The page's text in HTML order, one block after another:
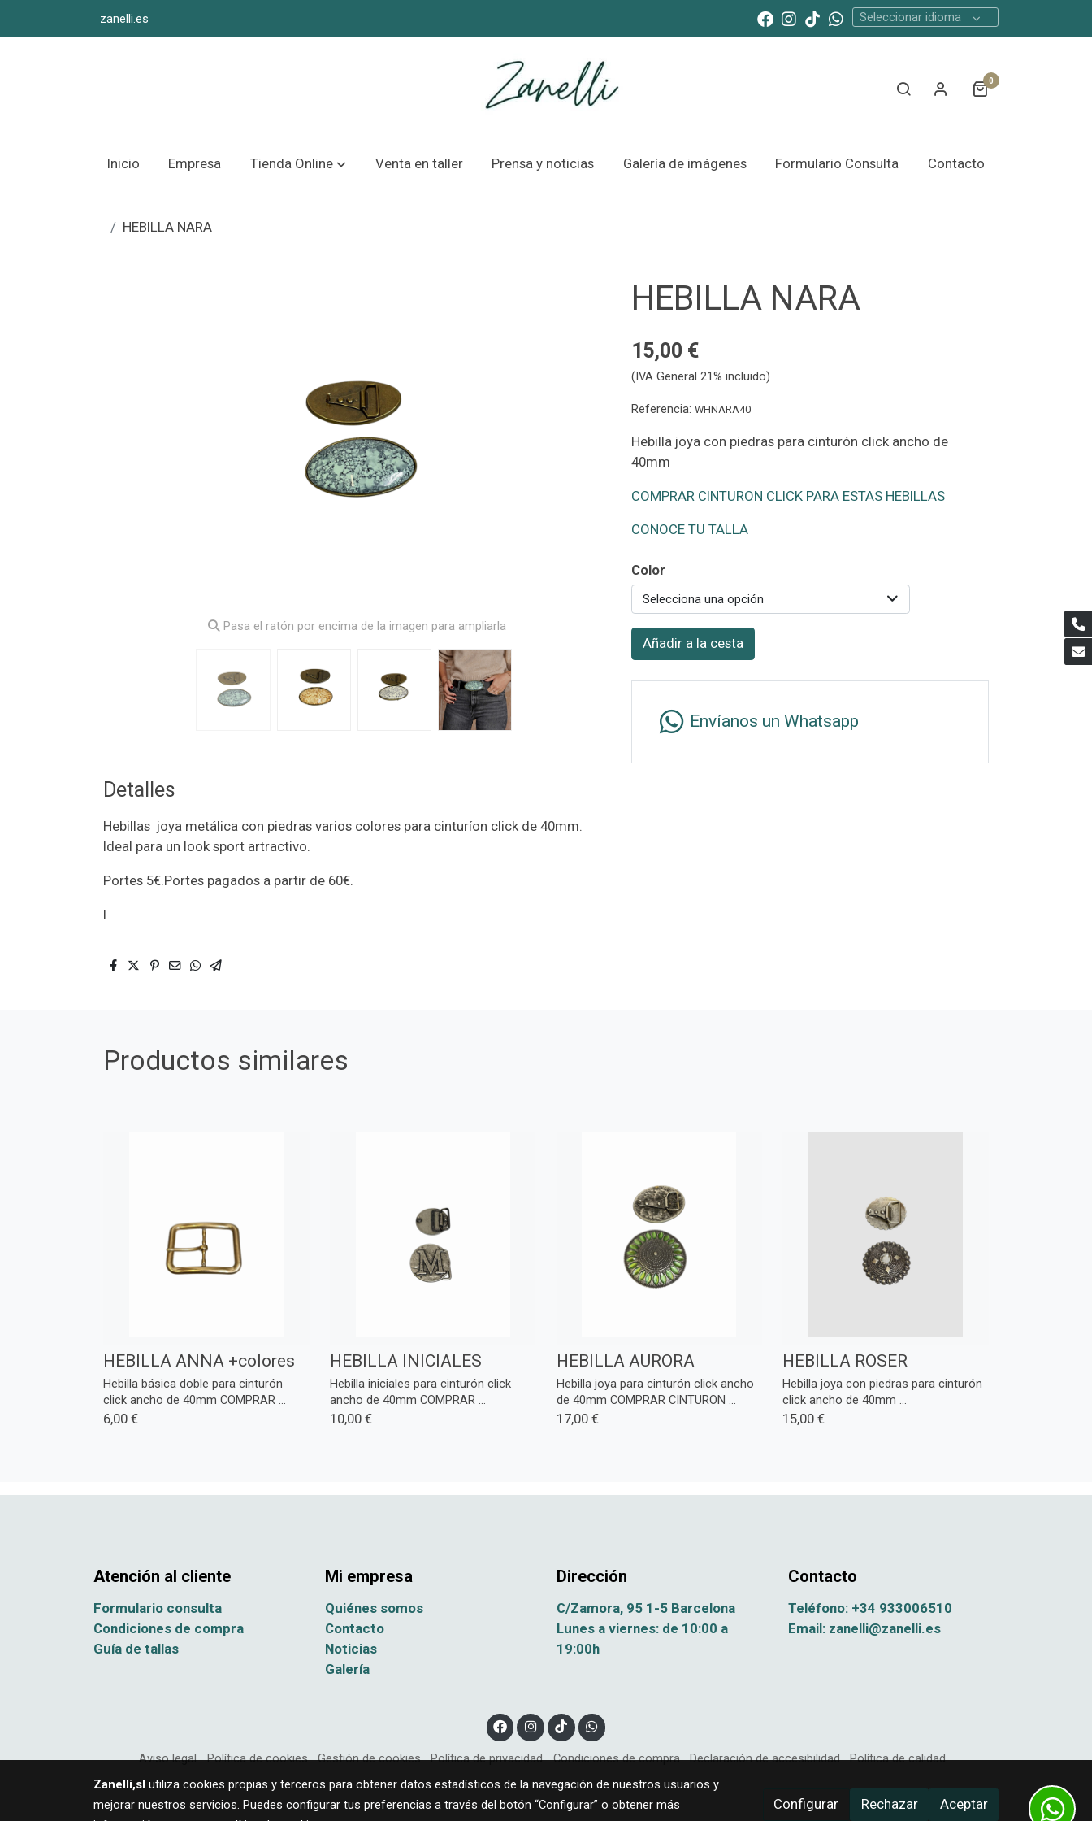
zanelli.es Seleccionar idioma
0
Inicio Empresa Tienda Online Venta en taller Prensa y noticias Galería de imágenes Formulario Consulta Contacto
HEBILLA NARA
Pasa el ratón por encima de la imagen para ampliarla
Detalles
Hebillas joya metálica con piedras varios colores para cinturíon click de 40mm.
Ideal para un look sport artractivo.
Portes 5€.Portes pagados a partir de 60€.
I
HEBILLA NARA
15,00 €
(IVA General 21% incluido)
Referencia:WHNARA40
Hebilla joya con piedras para cinturón click ancho de
40mm
COMPRAR CINTURON CLICK PARA ESTAS HEBILLAS
CONOCE TU TALLA
Color
Selecciona una opción
Añadir a la cesta
Envíanos un Whatsapp
Productos similares
HEBILLA ANNA +colores
Hebilla básica doble para cinturón
click ancho de 40mm COMPRAR ...
6,00 €
HEBILLA INICIALES
Hebilla iniciales para cinturón click
ancho de 40mm COMPRAR ...
10,00 €
HEBILLA AURORA
Hebilla joya para cinturón click ancho
de 40mm COMPRAR CINTURON ...
17,00 €
HEBILLA ROSER
Hebilla joya con piedras para cinturón
click ancho de 40mm ...
15,00 €
Atención al cliente
Formulario consulta
Condiciones de compra
Guía de tallas
Mi empresa
Quiénes somos
Contacto
Noticias
Galería
Dirección
C/Zamora, 95 1-5 Barcelona
Lunes a viernes: de 10:00 a
19:00h
Contacto
Teléfono: +34 933006510
Email: zanelli@zanelli.es
Aviso legal Política de cookies Gestión de cookies Política de privacidad Condiciones de compra Declaración de accesibilidad
Política de calidad
Zanelli,sl utiliza cookies propias y terceros para obtener datos estadísticos de la navegación de nuestros usuarios y
mejorar nuestros servicios. Puedes configurar tus preferencias a través del botón “Configurar” o obtener más
Configurar Rechazar Aceptar